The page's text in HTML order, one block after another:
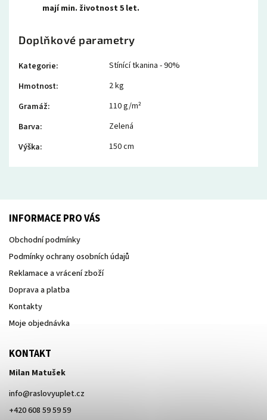
mají min. životnost 5 let.
Doplňkové parametry
Kategorie:
Stínící tkanina - 90%
Hmotnost:
2 kg
Gramáž:
110 g/m²
Barva:
Zelená
Výška: 150 cm
INFORMACE PRO VÁS
Obchodní podmínky
Podmínky ochrany osobních údajů
Reklamace a vrácení zboží
Doprava a platba
Kontakty
Moje objednávka
KONTAKT
Milan Matušek
info@raslovyuplet.cz
+420 608 59 59 59